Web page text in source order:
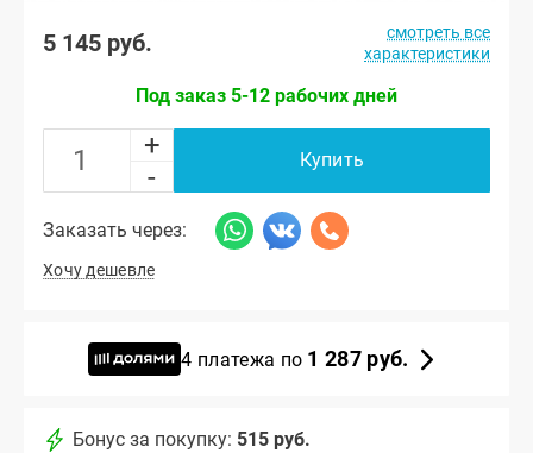
5 145 руб.
смотреть все
характеристики
Под заказ 5-12 рабочих дней
+
-
Купить
Заказать через:
Хочу дешевле
4 платежа по 1 287 руб.
Бонус за покупку: 515 руб.